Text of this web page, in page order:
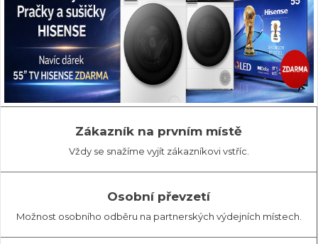
Zákazník na prvním místě
Vždy se snažíme vyjít zákazníkovi vstříc.
Osobní převzetí
Možnost osobního odběru na partnerských výdejních místech.